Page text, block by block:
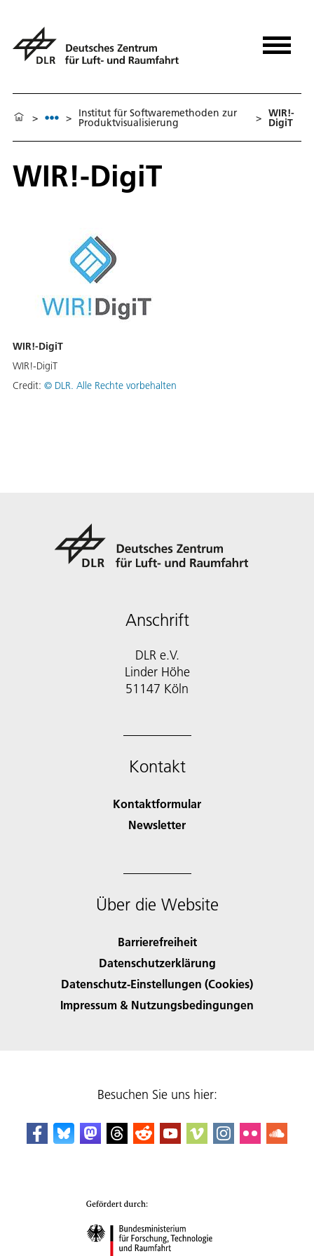
> > Institut für Softwaremethoden zur
Produktvisualisierung > WIR!-
DigiT
WIR!-DigiT
WIR!-DigiT
WIR!-DigiT
Credit: © DLR. Alle Rechte vorbehalten
Anschrift
DLR e.V.
Linder Höhe
51147 Köln
Kontakt
Kontaktformular
Newsletter
Über die Website
Barrierefreiheit
Datenschutzerklärung
Datenschutz-Einstellungen (Cookies)
Impressum & Nutzungsbedingungen
Besuchen Sie uns hier: